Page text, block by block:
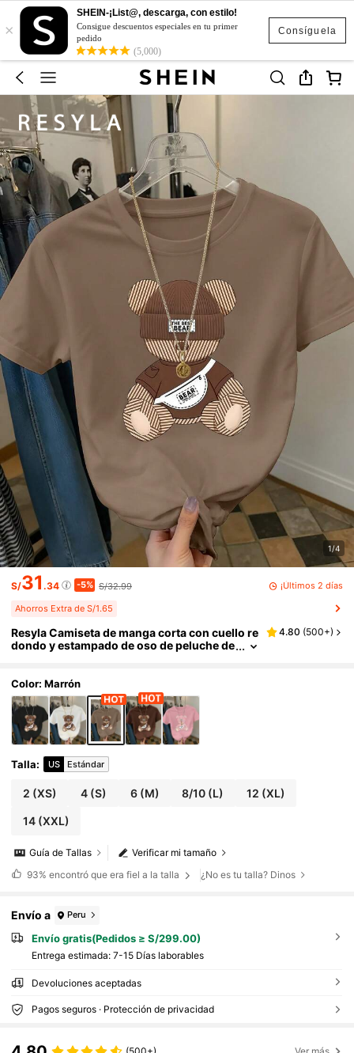
Consíguela
×
SHEIN-¡List@, descarga, con estilo!
Consigue descuentos especiales en tu primer
pedido
(5,000)
1/4
S/31.34 -5% S/32.99 ¡Últimos 2 días
Ahorros Extra de S/1.65
Resyla Camiseta de manga corta con cuello re
dondo y estampado de oso de peluche de
4.80 (500+)
Color: Marrón
Talla: US Estándar
2 (XS) 4(S) 6(M) 8/10 (L) 12 (XL)
14(XXL)
Verificar mi tamaño
Guía de Tallas
93% encontró que era fiel a la talla ¿No es tu talla? Dinos
Envío a Peru
Envío gratis(Pedidos ≥ S/299.00)
Entrega estimada: 7-15 Días laborables
Devoluciones aceptadas
Pagos seguros · Protección de privacidad